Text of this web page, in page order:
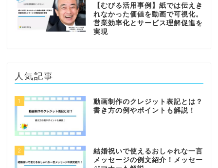
【むびる活用事例】紙では伝えき
れなかった価値を動画で可視化。
営業効率化とサービス理解促進を
実現
人気記事
1
動画制作のクレジット表記とは？
書き方の例やポイントも解説！
2
結婚祝いで使えるおしゃれな一言
メッセージの例文紹介！メッセー